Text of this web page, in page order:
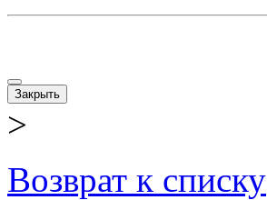
Закрыть
>
Возврат к списку